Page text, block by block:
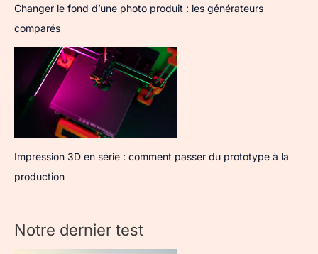
Changer le fond d’une photo produit : les générateurs
comparés
Impression 3D en série : comment passer du prototype à la
production
Notre dernier test